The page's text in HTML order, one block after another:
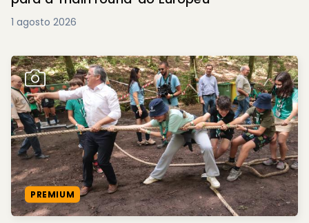
1 agosto 2026
PREMIUM